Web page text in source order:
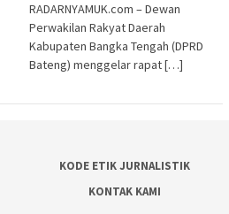
RADARNYAMUK.com – Dewan
Perwakilan Rakyat Daerah
Kabupaten Bangka Tengah (DPRD
Bateng) menggelar rapat […]
KODE ETIK JURNALISTIK
KONTAK KAMI